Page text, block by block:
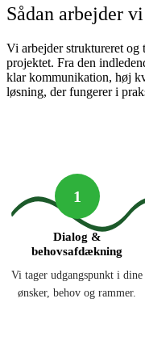
Sådan arbejder vi
Vi arbejder struktureret og
projektet. Fra den
klar kommunikation, høj
løsning, der fungerer i
1
Dialog &
behovsafdækning
Vi tager udgangspunkt i dine
ønsker, behov og rammer.